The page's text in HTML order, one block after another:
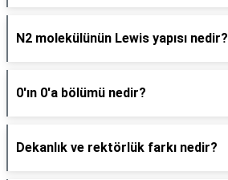
N2 molekülünün Lewis yapısı nedir?
0'ın 0'a bölümü nedir?
Dekanlık ve rektörlük farkı nedir?